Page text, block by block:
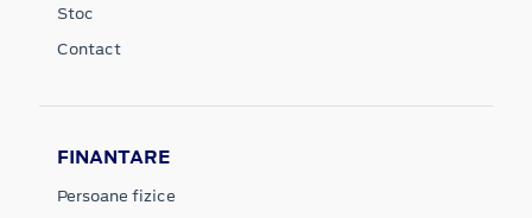
Stoc
Contact
FINANTARE
Persoane fizice